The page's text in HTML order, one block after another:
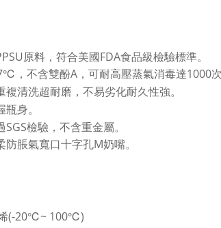
原料，符合美國FDA食品級檢驗標準。
，不含雙酚A，可耐高壓蒸氣消毒達1000次
清洗超耐磨，不易劣化耐久性強。
身。
檢驗，不含重金屬。
脹氣寬口十字孔M奶嘴。
(-20℃~ 100℃)